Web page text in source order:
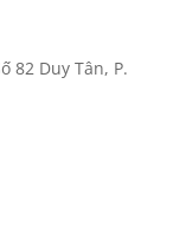
82 Duy Tân, P.